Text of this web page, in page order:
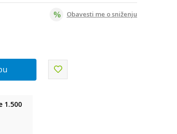
Obavesti me o sniženju
1.500